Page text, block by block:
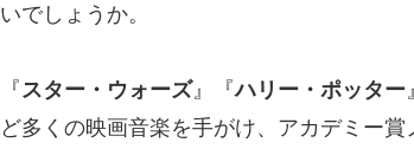
いでしょうか。
『スター・ウォーズ』『ハリー・ポッター
ど多くの映画音楽を手がけ、アカデミー賞